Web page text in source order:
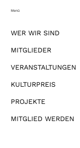
WER WIR SIND
MITGLIEDER
VERANSTALTUNGEN
KULTURPREIS
PROJEKTE
MITGLIED WERDEN
Menü